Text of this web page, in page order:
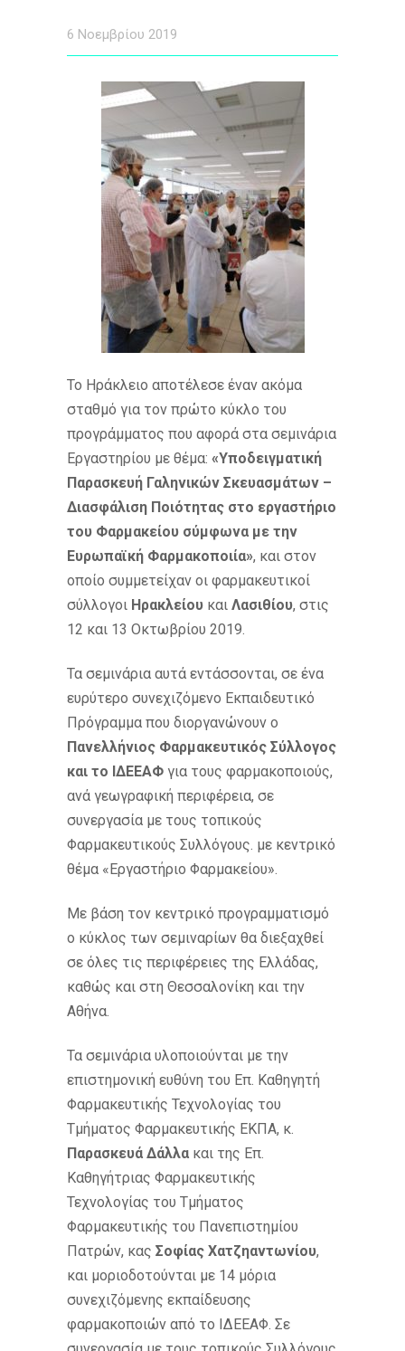
6 Νοεμβρίου 2019
Το Ηράκλειο αποτέλεσε έναν ακόμα
σταθμό για τον πρώτο κύκλο του
προγράμματος που αφορά στα σεμινάρια
Εργαστηρίου με θέμα: «Υποδειγματική
Παρασκευή Γαληνικών Σκευασμάτων –
Διασφάλιση Ποιότητας στο εργαστήριο
του Φαρμακείου σύμφωνα με την
Ευρωπαϊκή Φαρμακοποιία», και στον
οποίο συμμετείχαν οι φαρμακευτικοί
σύλλογοι Ηρακλείου και Λασιθίου, στις
12 και 13 Οκτωβρίου 2019.
Τα σεμινάρια αυτά εντάσσονται, σε ένα
ευρύτερο συνεχιζόμενο Εκπαιδευτικό
Πρόγραμμα που διοργανώνουν ο
Πανελλήνιος Φαρμακευτικός Σύλλογος
και το ΙΔΕΕΑΦ για τους φαρμακοποιούς,
ανά γεωγραφική περιφέρεια, σε
συνεργασία με τους τοπικούς
Φαρμακευτικούς Συλλόγους. με κεντρικό
θέμα «Εργαστήριο Φαρμακείου».
Με βάση τον κεντρικό προγραμματισμό
ο κύκλος των σεμιναρίων θα διεξαχθεί
σε όλες τις περιφέρειες της Ελλάδας,
καθώς και στη Θεσσαλονίκη και την
Αθήνα.
Τα σεμινάρια υλοποιούνται με την
επιστημονική ευθύνη του Επ. Καθηγητή
Φαρμακευτικής Τεχνολογίας του
Τμήματος Φαρμακευτικής ΕΚΠΑ, κ.
Παρασκευά Δάλλα και της Επ.
Καθηγήτριας Φαρμακευτικής
Τεχνολογίας του Τμήματος
Φαρμακευτικής του Πανεπιστημίου
Πατρών, κας Σοφίας Χατζηαντωνίου,
και μοριοδοτούνται με 14 μόρια
συνεχιζόμενης εκπαίδευσης
φαρμακοποιών από το ΙΔΕΕΑΦ. Σε